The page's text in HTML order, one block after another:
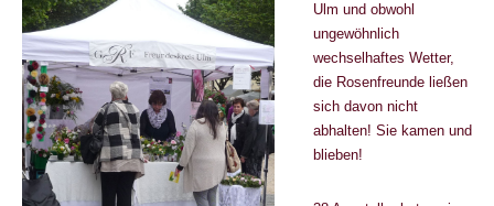
Ulm und obwohl
ungewöhnlich
wechselhaftes Wetter,
die Rosenfreunde ließen
sich davon nicht
abhalten! Sie kamen und
blieben!